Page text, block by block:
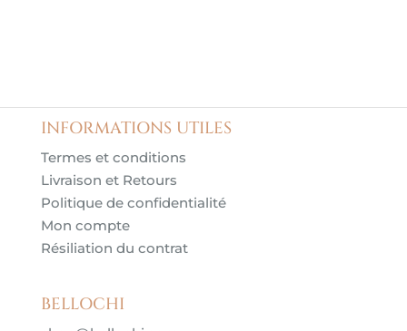
INFORMATIONS UTILES
Termes et conditions
Livraison et Retours
Politique de confidentialité
Mon compte
Résiliation du contrat
BELLOCHI